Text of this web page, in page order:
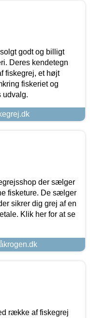
godt og billigt
Deres kendetegn
fiskegrej, et højt
fiskeriet og
udvalg.
der sælger
fisketure. De sælger
sikrer dig grej af en
Klik her for at se
række af fiskegrej